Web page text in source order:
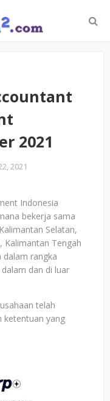
2021
2021
Indonesia
bekerja sama
Selatan,
Kalimantan Tengah
dalam rangka
dan di luar
telah
ketentuan yang